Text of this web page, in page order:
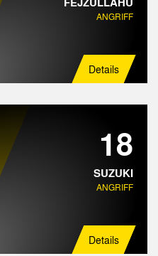
ANGRIFF
Details
18
SUZUKI
ANGRIFF
Details